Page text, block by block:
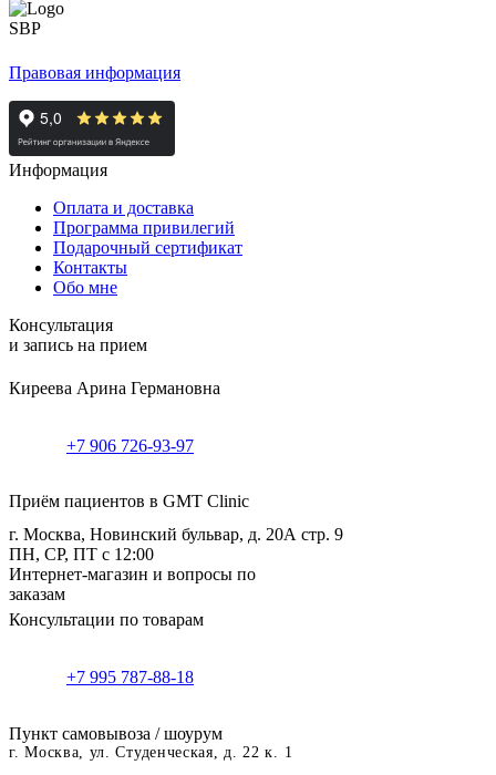
Правовая информация
Информация
Оплата и доставка
Программа привилегий
Подарочный сертификат
Контакты
Обо мне
Консультация
и запись на прием
Киреева Арина Германовна
+7 906 726-93-97
Приём пациентов в GMT Clinic
г. Москва, Новинский бульвар, д. 20А стр. 9
ПН, СР, ПТ с 12:00
Интернет-магазин и вопросы по
заказам
Консультации по товарам
+7 995 787-88-18
Пункт самовывоза / шоурум
г. Москва, ул. Студенческая, д. 22 к. 1